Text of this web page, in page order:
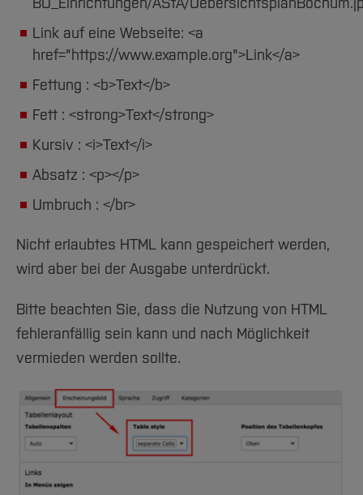
Arbeiten im FB G
Forschung und Projekte
International
Team
Service
Studiengänge
Studieninteressierte
Aktuelles
Studium
Fachgruppen
Forschung und Entwicklung
International
Team
Service
Amtliche Bekanntmachungen
Notfall-Infos
BO Shop
Familiengerechte Hochschule
Gleichstellung
Diskriminierungsfreie Hochschule
Vertretungen
Wahlen
Hochschulbibliothek
Hochschulkommunikation
Medienzentrum
qed-Stiftung
Zentrale Studienberatung
Link auf eine Webseite: <a
href="https://www.example.org">Link</a>
Fettung : <b>Text</b>
Fett : <strong>Text</strong>
Kursiv : <i>Text</i>
Absatz : <p></p>
Umbruch : </br>
Nicht erlaubtes HTML kann gespeichert werden,
wird aber bei der Ausgabe unterdrückt.
Bitte beachten Sie, dass die Nutzung von HTML
fehleranfällig sein kann und nach Möglichkeit
vermieden werden sollte.